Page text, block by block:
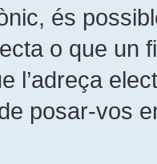
és
o que un
l’adreça
posar-vos